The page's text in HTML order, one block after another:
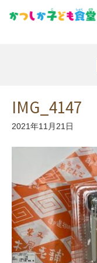
IMG_4147
2021年11月21日